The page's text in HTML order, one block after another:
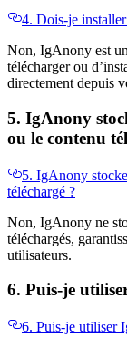
4. Dois-je
Non, IgAnony est
télécharger ou
directement depuis
5. IgAnony
ou le contenu
5. IgAnony
téléchargé ?
Non, IgAnony ne
téléchargés,
utilisateurs.
6. Puis-je
6. Puis-je utiliser